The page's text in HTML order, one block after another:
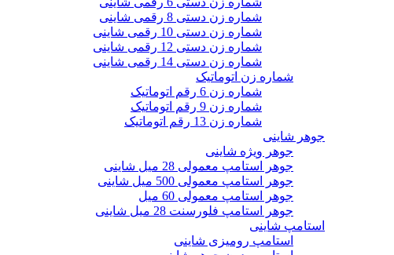
شماره زن دستی 8 رقمی شاینی
شماره زن دستی 10 رقمی شاینی
شماره زن دستی 12 رقمی شاینی
شماره زن دستی 14 رقمی شاینی
شماره زن اتوماتیک
شماره زن 6 رقم اتوماتیک
شماره زن 9 رقم اتوماتیک
شماره زن 13 رقم اتوماتیک
جوهر شاینی
جوهر ویژه شاینی
جوهر استامپ معمولی 28 میل شاینی
جوهر استامپ معمولی 500 میل شاینی
جوهر استامپ معمولی 60 میل
جوهر استامپ فلورسنت 28 میل شاینی
استامپ شاینی
استامپ رومیزی شاینی